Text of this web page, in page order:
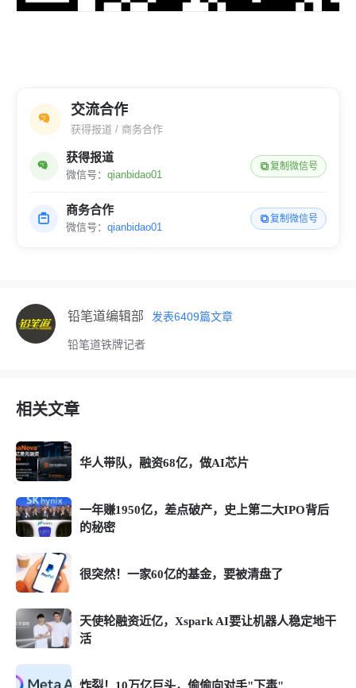
交流合作
获得报道 / 商务合作
获得报道
微信号： qianbidao01
复制微信号
商务合作
微信号： qianbidao01
复制微信号
铅笔道编辑部 发表6409篇文章
铅笔道铁牌记者
相关文章
华人带队，融资68亿，做AI芯片
一年赚1950亿，差点破产，史上第二大IPO背后
的秘密
很突然！一家60亿的基金，要被清盘了
天使轮融资近亿，Xspark AI要让机器人稳定地干
活